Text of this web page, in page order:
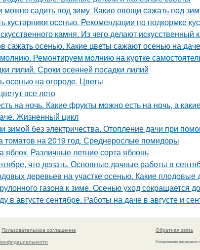
можно садить под зиму. Какие овощи сажать под
кустарники осенью. Рекомендации по подкормке
камня. Из чего делают искусственный
сажать осенью. Какие цветы сажают осенью на даче
молнию. Ремонтируем молнию на куртке
лилий. Сроки осенней посадки лилий
осенью на огороде. Цветы
все лето
на ночь. Какие фрукты можно есть на ночь, а
Жизненный цикл
зимой без электричества. Отопление дачи при
томатов на 2019 год. Среднерослые помидоры
яблок. Различные летние сорта яблонь
что делать. Основные дачные работы в
деревьев на участке осенью. Какие плодовые
газона к зиме. Осенью уход сокращается
в августе сентябре. Работы на даче в августе и
Пользовательское соглашение
Обратная связь
Копирование разрешено